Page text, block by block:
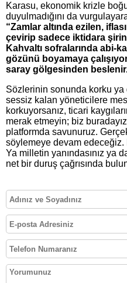
Karasu, ekonomik krizle
duyulmadığını da
“Zamlar altında ezilen,
çevirip sadece iktidara
Kahvaltı sofralarında abi-
gözünü boyamaya
saray gölgesinden
Sözlerinin sonunda korku
sessiz kalan yöneticilere
korkuyorsanız, ticari
merak etmeyin; biz
platformda savunuruz.
söylemeye devam edeceğiz.
Ya milletin yanındasınız ya
net bir duruş çağrısında